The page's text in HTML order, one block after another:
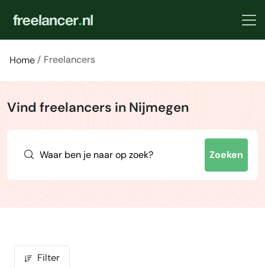
Home Freelancers
Vind freelancers in Nijmegen
Zoeken
Filter